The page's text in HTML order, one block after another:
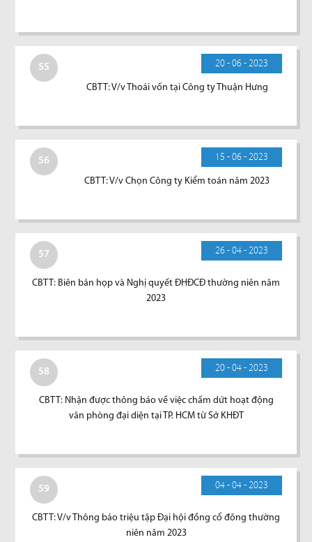
55 20 - 06 - 2023
CBTT: V/v Thoái vốn tại Công ty Thuận Hưng
56 15 - 06 - 2023
CBTT: V/v Chọn Công ty Kiểm toán năm 2023
57 26 - 04 - 2023
CBTT: Biên bản họp và Nghị quyết ĐHĐCĐ thường niên năm
2023
58 20 - 04 - 2023
CBTT: Nhận được thông báo về việc chấm dứt hoạt động
văn phòng đại diện tại TP. HCM từ Sở KHĐT
59 04 - 04 - 2023
CBTT: V/v Thông báo triệu tập Đại hội đồng cổ đông thường
niên năm 2023